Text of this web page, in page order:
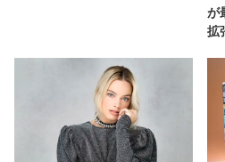
が
拡